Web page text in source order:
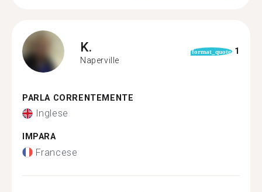
K.
Naperville
format_quote 1
PARLA CORRENTEMENTE
Inglese
IMPARA
Francese